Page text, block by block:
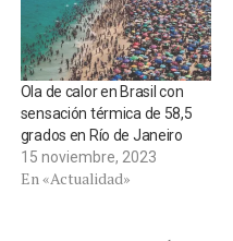
Ola de calor en Brasil con
sensación térmica de 58,5
grados en Río de Janeiro
15 noviembre, 2023
En «Actualidad»